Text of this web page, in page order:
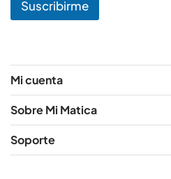
Suscribirme
Mi cuenta
Sobre Mi Matica
Soporte